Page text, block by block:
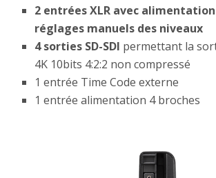
2 entrées XLR avec
réglages manuels des niveaux
4 sorties SD-SDI permettant la
4K 10bits 4:2:2 non compressé
1 entrée Time Code externe
1 entrée alimentation 4 broches